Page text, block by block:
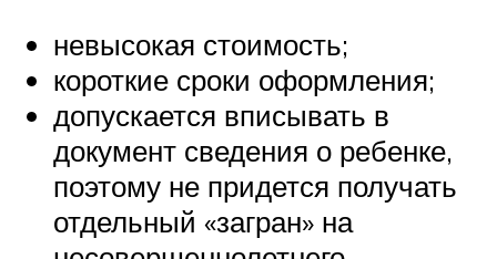
невысокая стоимость;
короткие сроки оформления;
допускается вписывать в
документ сведения о ребенке,
поэтому не придется получать
отдельный «загран» на